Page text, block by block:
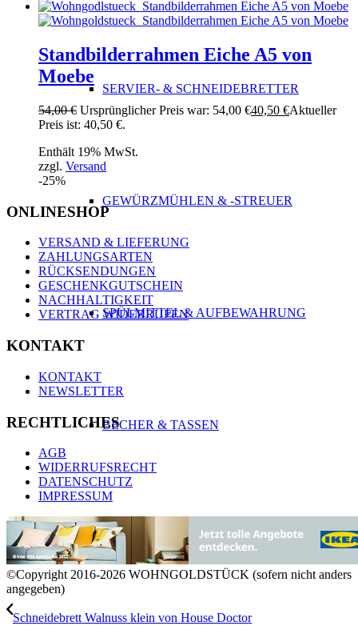
SERVIER- & SCHNEIDEBRETTER
GEWÜRZMÜHLEN & -STREUER
SPÜLMITTEL & AUFBEWAHRUNG
BECHER & TASSEN
TO GO BECHER & FLASCHEN
Standbilderrahmen Eiche A5 von
Moebe
54,00€ Ursprünglicher Preis war: 54,00 €40,50 €Aktueller
Preis ist: 40,50 €.
Enthält 19% MwSt.
zzgl. Versand
-25%
ONLINESHOP
VERSAND & LIEFERUNG
ZAHLUNGSARTEN
RÜCKSENDUNGEN
GESCHENKGUTSCHEIN
NACHHALTIGKEIT
VERTRAG WIDERRUFEN
KONTAKT
KONTAKT
NEWSLETTER
RECHTLICHES
AGB
WIDERRUFSRECHT
DATENSCHUTZ
IMPRESSUM
©Copyright 2016-2026 WOHNGOLDSTÜCK (sofern nicht anders
angegeben)
Schneidebrett Walnuss klein von House Doctor